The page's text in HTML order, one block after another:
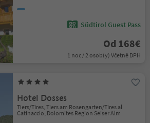
Südtirol Guest Pass
Od 168€
1 noc / 2 osob(y) Včetně DPH
Hotel Dosses
Tiers/Tires, Tiers am Rosengarten/Tires al
Catinaccio, Dolomites Region Seiser Alm